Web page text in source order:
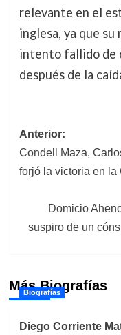
relevante en el
inglesa, ya que
intento fallido de
después de la
Navegación
de
entradas
Anterior:
Condell Maza,
forjó la victoria en la
Domicio
suspiro de un
Más Biografías
Biografías
Diego Corriente